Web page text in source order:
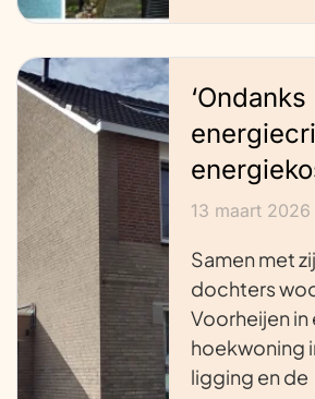
‘Ondanks
13 maart 2026
Samen met
dochters
Voorheijen
hoekwoning
ligging en de